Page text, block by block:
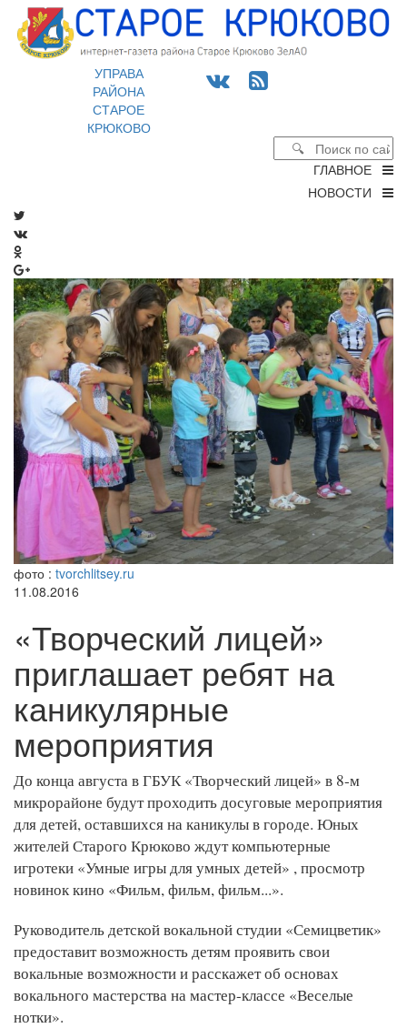
УПРАВА
РАЙОНА
СТАРОЕ
КРЮКОВО
ГЛАВНОЕ
НОВОСТИ
фото : tvorchlitsey.ru
11.08.2016
«Творческий лицей»
приглашает ребят на
каникулярные
мероприятия
До конца августа в ГБУК «Творческий лицей» в 8-м
микрорайоне будут проходить досуговые мероприятия
для детей, оставшихся на каникулы в городе. Юных
жителей Старого Крюково ждут компьютерные
игротеки «Умные игры для умных детей» , просмотр
новинок кино «Фильм, фильм, фильм...».
Руководитель детской вокальной студии «Семицветик»
предоставит возможность детям проявить свои
вокальные возможности и расскажет об основах
вокального мастерства на мастер-классе «Веселые
нотки».